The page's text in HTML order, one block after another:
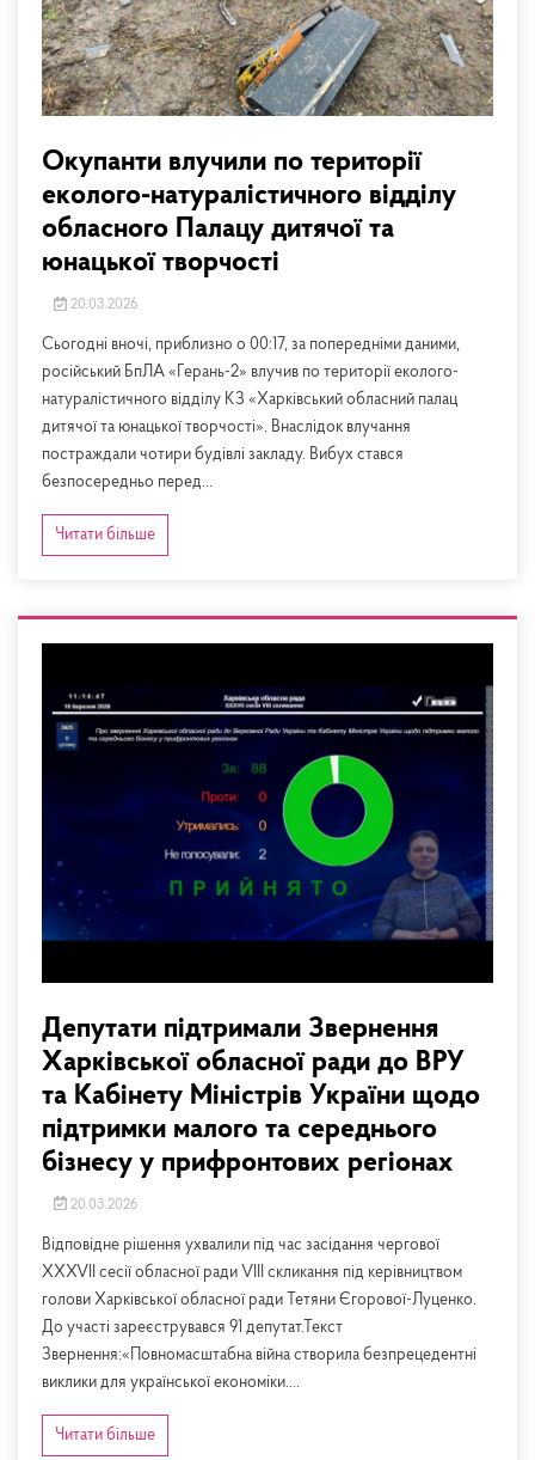
Окупанти влучили по території
еколого-натуралістичного відділу
обласного Палацу дитячої та
юнацької творчості
20.03.2026
Сьогодні вночі, приблизно о 00:17, за попередніми даними,
російський БпЛА «Герань-2» влучив по території еколого-
натуралістичного відділу КЗ «Харківський обласний палац
дитячої та юнацької творчості». Внаслідок влучання
постраждали чотири будівлі закладу. Вибух стався
безпосередньо перед...
Читати більше
Депутати підтримали Звернення
Харківської обласної ради до ВРУ
та Кабінету Міністрів України щодо
підтримки малого та середнього
бізнесу у прифронтових регіонах
20.03.2026
Відповідне рішення ухвалили під час засідання чергової
XXXVII сесії обласної ради VIII скликання під керівництвом
голови Харківської обласної ради Тетяни Єгорової-Луценко.
До участі зареєструвався 91 депутат.Текст
Звернення:«Повномасштабна війна створила безпрецедентні
виклики для української економіки....
Читати більше